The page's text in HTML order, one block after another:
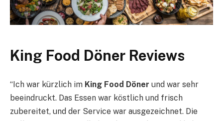
King Food Döner Reviews
“Ich war kürzlich im King Food Döner und war sehr
beeindruckt. Das Essen war köstlich und frisch
zubereitet, und der Service war ausgezeichnet. Die